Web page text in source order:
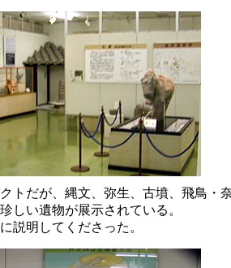
トだが、縄文、弥生、古墳、飛鳥・
しい遺物が展示されている。
説明してくださった。